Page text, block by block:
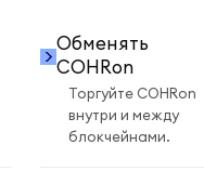
Обменять
COHRon
Торгуйте COHRon
внутри и между
блокчейнами.